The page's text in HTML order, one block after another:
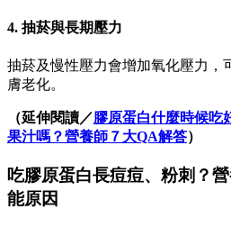
4. 抽菸與長期壓力
抽菸及慢性壓力會增加氧化壓力，
膚老化。
（延伸閱讀／膠原蛋白什麼時候吃
果汁嗎？營養師７大QA解答）
吃膠原蛋白長痘痘、粉刺？
能原因